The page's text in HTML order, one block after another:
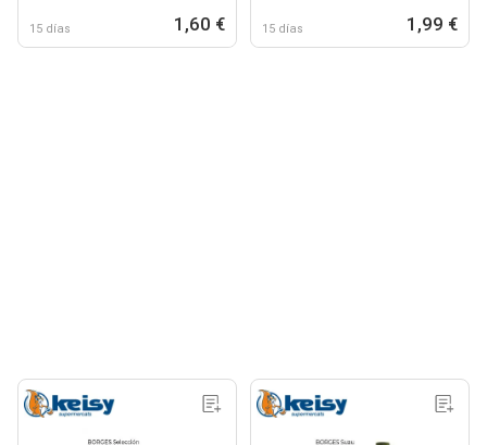
15 días 1,60 € 15 días 1,99 €